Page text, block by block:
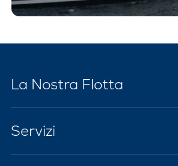
La Nostra Flotta
Servizi